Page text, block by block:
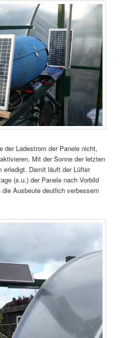
der Ladestrom der Panele nicht,
Mit der Sonne der letzten
erledigt. Damit läuft der Lüfter
(s.u.) der Panele nach Vorbild
Ausbeute deutlich verbessern